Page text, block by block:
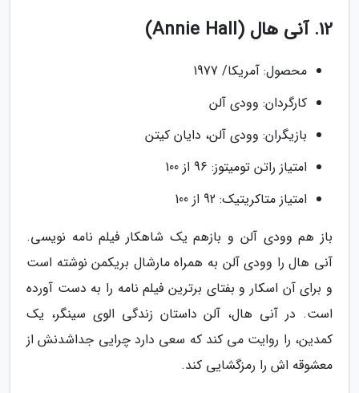
12. آنی هال (Annie Hall)
محصول: آمریکا/ 1977
کارگردان: وودی آلن
بازیگران: وودی آلن، دایان کیتن
امتیاز راتن تومیتوز: 96 از 100
امتیاز متاکریتیک: 92 از 100
باز هم وودی آلن و بازهم یک شاهکار فیلم نامه نویسی.
آنی هال را وودی آلن به همراه مارشال بریکمن نوشته است
و برای آن اسکار و بفتای برترین فیلم نامه را به دست آورده
است. در آنی هال، آلن داستان زندگی الوی سینگر، یک
کمدین، را روایت می کند که سعی دارد چرایی جداشدنش از
معشوقه اش را رمزگشایی کند.